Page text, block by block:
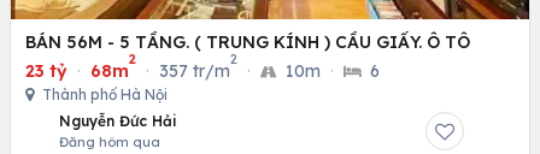
BÁN 56M - 5 TẦNG. ( TRUNG KÍNH ) CẦU GIẤY. Ô TÔ
23 tỷ · 68m
2
· 357 tr/m
2
· 10m · 6
Thành phố Hà Nội
Nguyễn Đức Hải
Đăng hôm qua